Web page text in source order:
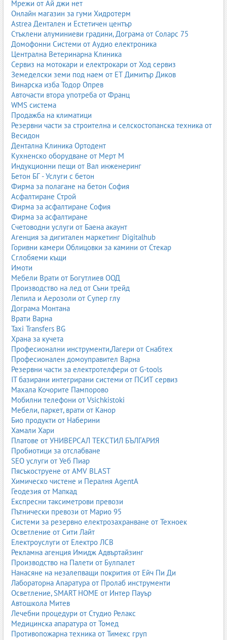
NBR уплътнители;
силиконови уплътнители;
уплътнители за врати, прозорци, машини и автомобили.
8. Зъбни ремъци
Зъбните ремъци се използват в машини, двигатели,
индустриални линии и транспортни системи.
полиуретанови и гумени;
висока точност на предаване;
устойчивост на износване;
варианти: HTD, STD, AT.
9. Пистови ремъци
Пистови ремъци за индустрия, машини, вентилатори и
транспортни системи.
висока гъвкавост;
ниско ниво на шум;
устойчивост на натоварване.
10. Трапецовидни ремъци
Класически ремъци за машини, компресори, селскостопанска
техника и индустрия.
профили A, B, C, SPA, SPB;
висока здравина;
дълъг живот.
11. Ремъци за перални
еластични ремъци за домакински уреди;
устойчиви на влага и температура;
полиуретанови и гумени.
12. Ремъци за скутери
вариаторни ремъци;
висока устойчивост на триене;
подходящи за скутери, ATV и мотопеди.
13. Маншети и маншони
Маншетите и маншоните защитават механизми от прах, вода,
масла и механични повреди.
маншети за хидравлика;
маншони за автомобили;
маншони за машини и индустрия.
14. О‑пръстени
О‑пръстените са най‑използваните уплътнители в света.
NBR, EPDM, Viton, силикон;
устойчивост на масла, горива и химикали;
хиляди размери и профили.
15. Каучукови настилки
Каучуковите настилки се използват в спортни зали, фитнеси,
детски площадки, индустрия и ферми.
антишок настилки;
настилки от рециклирана гума;
настилки за конюшни и ферми;
настилки за спорт и фитнес.
Каучукови изделия по градове
Мрежи от Ай джи нет
Онлайн магазин за гуми Хидротерм
Astrea Дентален и Естетичен център
Стъклени алуминиеви градини, Дограма от Соларс 75
Домофонни Системи от Аудио електроника
Централна Ветеринарна Клиника
Сервиз на мотокари и електрокари от Ход сервиз
Земеделски земи под наем от ЕТ Димитър Диков
Винарска изба Тодор Опрев
Авточасти втора употреба от Франц
WMS система
Продажба на климатици
Резервни части за строителна и селскостопанска техника от
Весидон
Дентална Клиника Ортодент
Кухненско оборудване от Мерт М
Индукционни пещи от Вал инженеринг
Бетон БГ - Услуги с бетон
Фирма за полагане на бетон София
Асфалтиране Строй
Фирма за асфалтиране София
Фирма за асфалтиране
Счетоводни услуги от Баена акаунт
Агенция за дигитален маркетинг Digitalhub
Горивни камери Облицовки за камини от Стекар
Сглобяеми къщи
Имоти
Мебели Врати от Богутлиев ООД
Производство на лед от Съни трейд
Лепила и Аерозоли от Супер глу
Дограма Монтана
Врати Варна
Taxi Transfers BG
Храна за кучета
Професионални инструменти,Лагери от Снабтех
Професионален домоуправител Варна
Резервни части за електротелфери от G-tools
IT базирани интегрирани системи от ПСИТ сервиз
Махала Кочорите Пампорово
Мобилни телефони от Vsichkistoki
Мебели, паркет, врати от Канор
Био продукти от Наберини
Хамали Хари
Платове от УНИВЕРСАЛ ТЕКСТИЛ БЪЛГАРИЯ
Пробиотици за отслабване
SEO услуги от Уеб Пиар
Пясъкоструене от AMV BLAST
Химическо чистене и Пералня AgentA
Геодезия от Мапкад
Експресни таксиметрови превози
Пътнически превози от Марио 95
Системи за резервно електрозахранване от Техноек
Осветление от Сити Лайт
Електроуслуги от Електро ЛСВ
Рекламна агенция Имидж Адвъртайзинг
Производство на Палети от Булпалет
Нанасяне на незалепващи покрития от Ейч Пи Ди
Лабораторна Апаратура от Пролаб инструменти
Осветление, SMART HOME от Интер Пауър
Автошкола Митев
Лечебни процедури от Студио Релакс
Медицинска апаратура от Томед
Противопожарна техника от Тимекс груп